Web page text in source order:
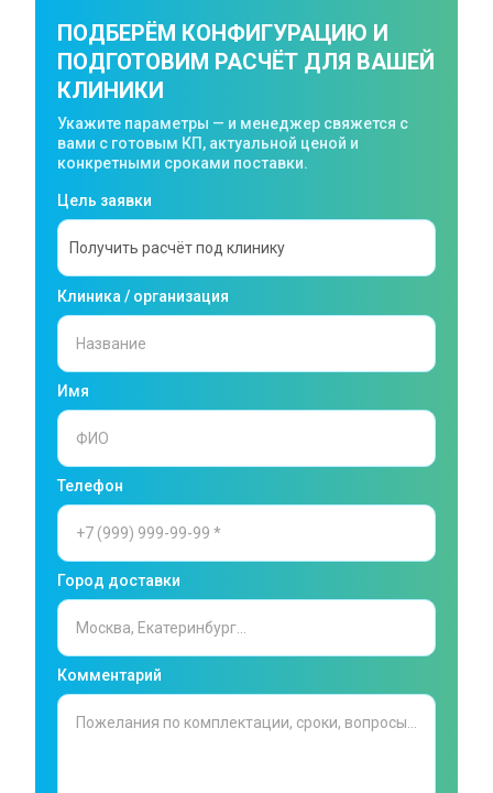
ПОДБЕРЁМ КОНФИГУРАЦИЮ И
ПОДГОТОВИМ РАСЧЁТ ДЛЯ ВАШЕЙ
КЛИНИКИ
Укажите параметры — и менеджер свяжется с
вами с готовым КП, актуальной ценой и
конкретными сроками поставки.
Цель заявки
Клиника / организация
Имя
Телефон
Город доставки
Комментарий